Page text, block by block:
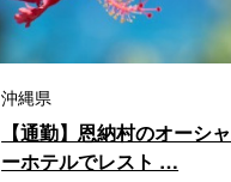
沖縄県
【通勤】恩納村のオーシ
ーホテルでレスト …